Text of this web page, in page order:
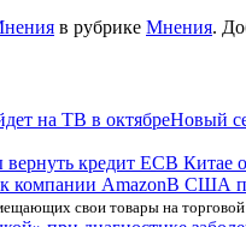
в рубрике Мнения.
Новый
В Китае
В США
свои товары на